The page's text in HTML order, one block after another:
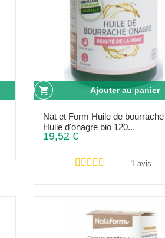
Ajouter au panier
Nat et Form Huile de
Huile d'onagre bio 120...
19,52 €
1 avis